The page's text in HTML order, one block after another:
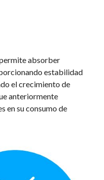
absorber
estabilidad
el crecimiento de
anteriormente
en su consumo de